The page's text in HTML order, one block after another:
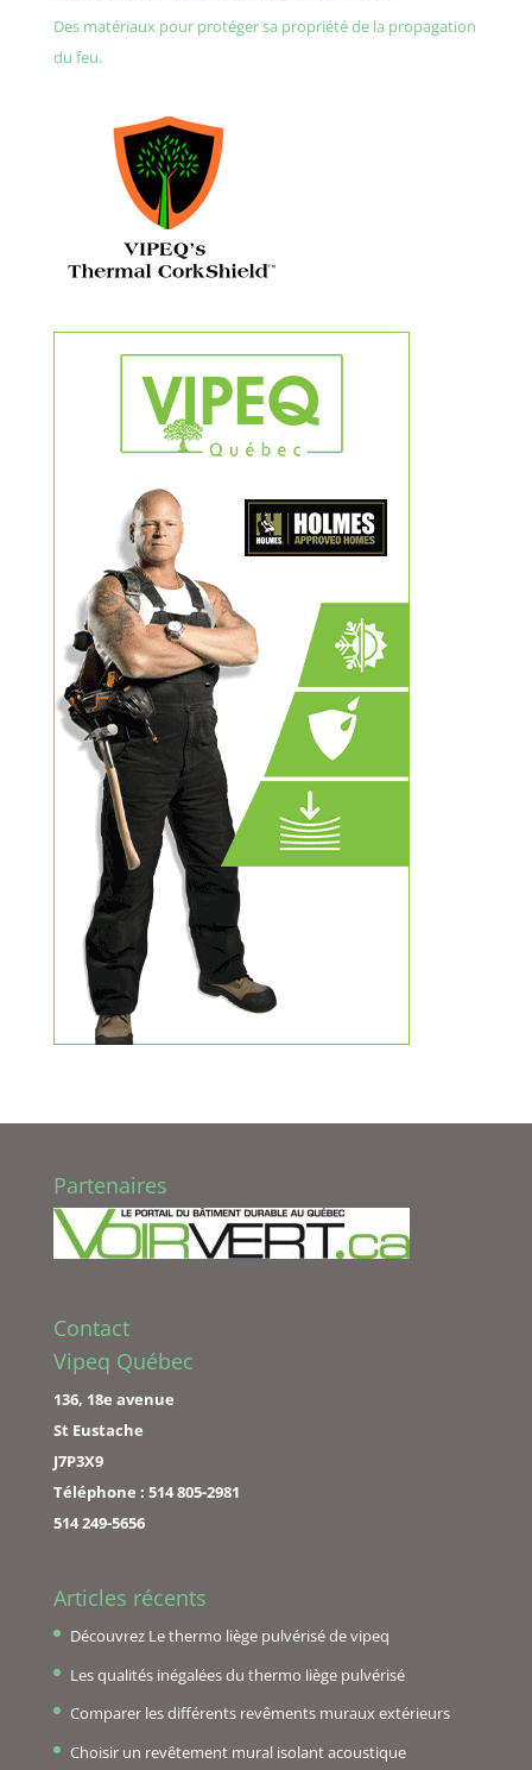
Des matériaux pour protéger sa propriété de la propagation
du feu.
Partenaires
Contact
Vipeq Québec
136, 18e avenue
St Eustache
J7P3X9
Téléphone : 514 805-2981
514 249-5656
Articles récents
Découvrez Le thermo liège pulvérisé de vipeq
Les qualités inégalées du thermo liège pulvérisé
Comparer les différents revêments muraux extérieurs
Choisir un revêtement mural isolant acoustique